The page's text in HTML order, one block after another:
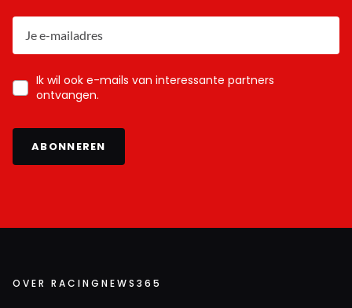
Ik wil ook e-mails van interessante partners
ontvangen.
ABONNEREN
OVER RACINGNEWS365